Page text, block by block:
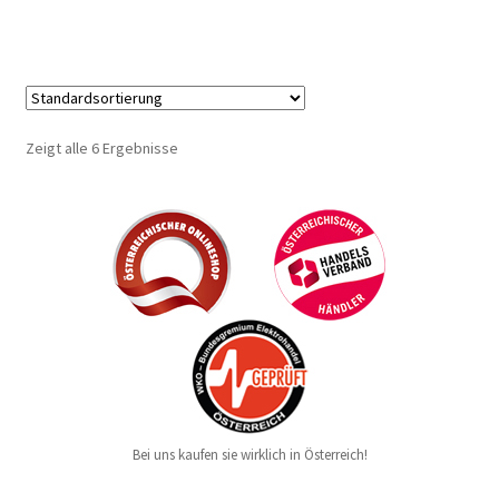
Zeigt alle 6 Ergebnisse
Bei uns kaufen sie wirklich in Österreich!